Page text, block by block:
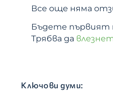
Все още няма
Бъдете първият
Трябва да
Ключови думи: